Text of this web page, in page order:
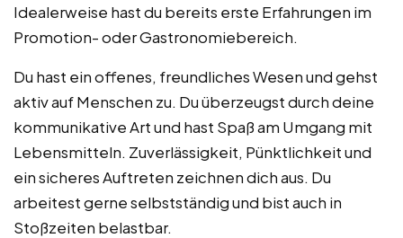
Idealerweise hast du bereits erste Erfahrungen im
Promotion- oder Gastronomiebereich.
Du hast ein offenes, freundliches Wesen und gehst
aktiv auf Menschen zu. Du überzeugst durch deine
kommunikative Art und hast Spaß am Umgang mit
Lebensmitteln. Zuverlässigkeit, Pünktlichkeit und
ein sicheres Auftreten zeichnen dich aus. Du
arbeitest gerne selbstständig und bist auch in
Stoßzeiten belastbar.